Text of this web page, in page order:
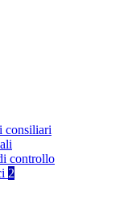
consiliari
controllo
2